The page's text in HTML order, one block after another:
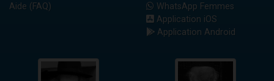
Aide (FAQ)
WhatsApp Femmes
Application iOS
Application Android